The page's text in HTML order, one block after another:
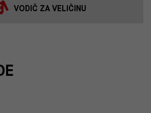
VODIČ ZA VELIČINU